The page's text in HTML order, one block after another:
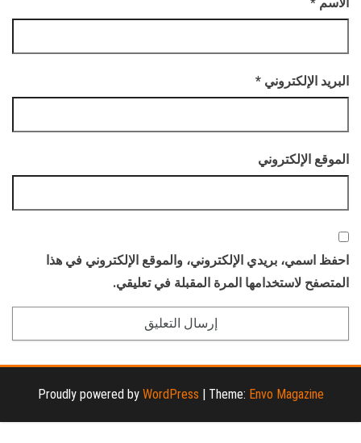
البريد الإلكتروني *
الموقع الإلكتروني
احفظ اسمي، بريدي الإلكتروني، والموقع الإلكتروني في هذا
المتصفح لاستخدامها المرة المقبلة في تعليقي.
Proudly powered by WordPress | Theme: Envo Magazine